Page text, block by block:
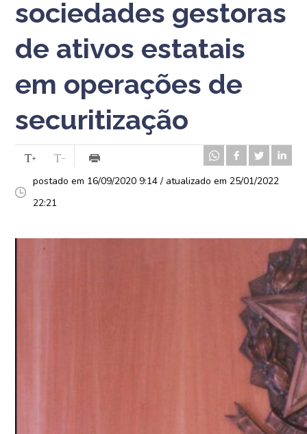
sociedades gestoras
de ativos estatais
em operações de
securitização
postado em 16/09/2020 9:14 / atualizado em 25/01/2022
22:21